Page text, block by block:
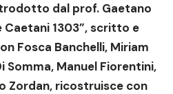
dal prof. Gaetano
1303”,scritto e
Fosca Banchelli, Miriam
Somma, Manuel Fiorentini,
Zordan, ricostruisce con